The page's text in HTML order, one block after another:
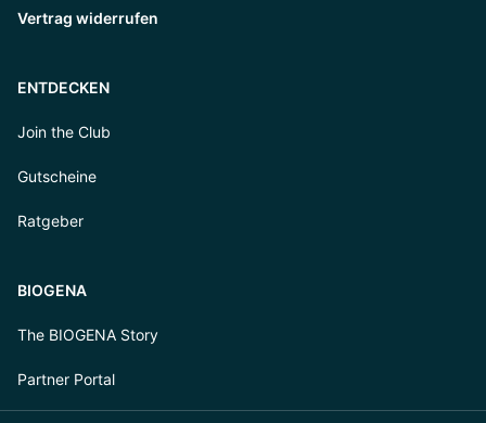
Vertrag widerrufen
ENTDECKEN
Join the Club
Gutscheine
Ratgeber
BIOGENA
The BIOGENA Story
Partner Portal